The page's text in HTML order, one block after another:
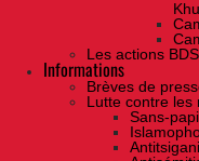
Les actions BDS
Informations
Brèves de
Lutte contre les
Sans-